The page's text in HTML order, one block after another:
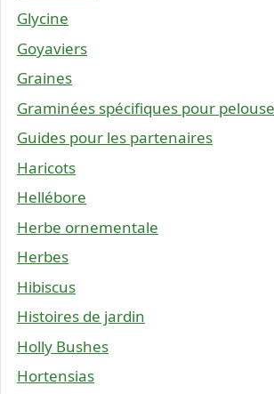
Glycine
Goyaviers
Graines
Graminées spécifiques pour
Guides pour les partenaires
Haricots
Hellébore
Herbe ornementale
Herbes
Hibiscus
Histoires de jardin
Holly Bushes
Hortensias